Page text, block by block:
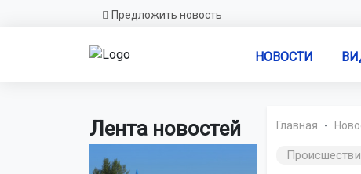
Предложить новость
НОВОСТИ
Лента новостей Главная